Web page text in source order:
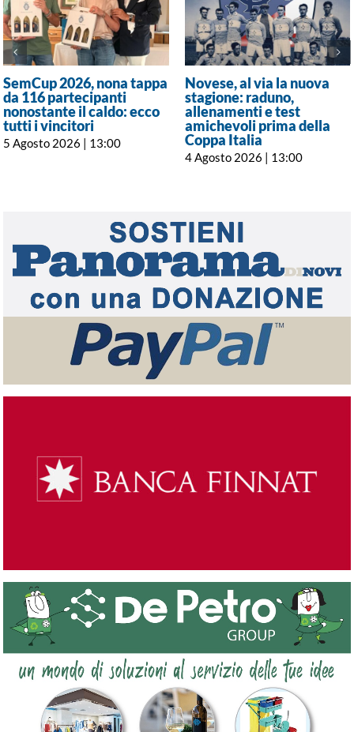
SemCup 2026, nona tappa
da 116 partecipanti
nonostante il caldo: ecco
tutti i vincitori
5 Agosto 2026 | 13:00
Novese, al via la nuova
stagione: raduno,
allenamenti e test
amichevoli prima della
Coppa Italia
4 Agosto 2026 | 13:00